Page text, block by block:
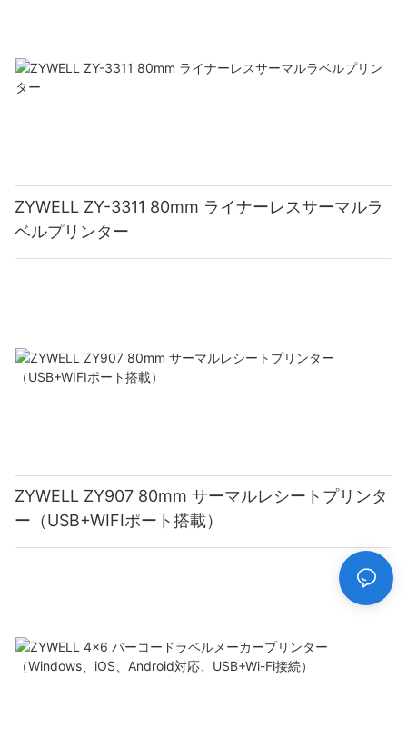
ZYWELL ZY-3311 80mm ライナーレスサーマルラ
ベルプリンター
ZYWELL ZY907 80mm サーマルレシートプリンタ
ー（USB+WIFIポート搭載）